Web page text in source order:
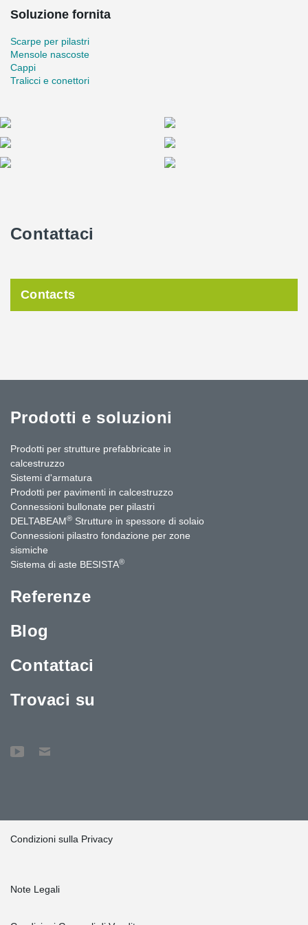
Soluzione fornita
Scarpe per pilastri
Mensole nascoste
Cappi
Tralicci e conettori
Contattaci
Contacts
Prodotti e soluzioni
Prodotti per strutture prefabbricate in
calcestruzzo
Sistemi d'armatura
Prodotti per pavimenti in calcestruzzo
Connessioni bullonate per pilastri
DELTABEAM® Strutture in spessore di solaio
Connessioni pilastro fondazione per zone
sismiche
Sistema di aste BESISTA®
Referenze
Blog
Contattaci
Trovaci su
Condizioni sulla Privacy
Note Legali